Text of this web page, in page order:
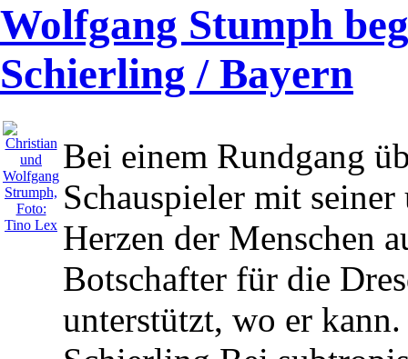
Wolfgang Stumph
Schierling / Bayern
Bei einem Rundgang
Schauspieler mit
Herzen der Menschen
Botschafter für die
unterstützt, wo er